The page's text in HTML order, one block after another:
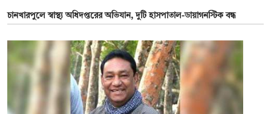
চানখারপুলে স্বাস্থ্য অধিদপ্তরের অভিযান, দুটি হাসপাতাল-ডায়াগনস্টিক বন্ধ